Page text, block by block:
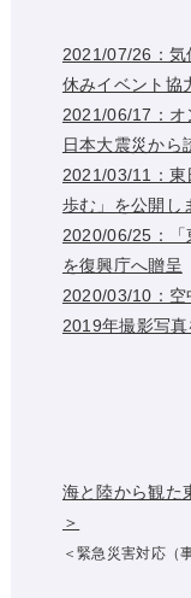
2021/07/26：
休みイベント協
2021/06/17：オ
日本大震災から
2021/03/11：東
歩む」を公開し
2020/06/25：
を復興庁へ贈呈
2020/03/10：空
2019年撮影写真
海と陸から観
＞
＜緊急災害対応（